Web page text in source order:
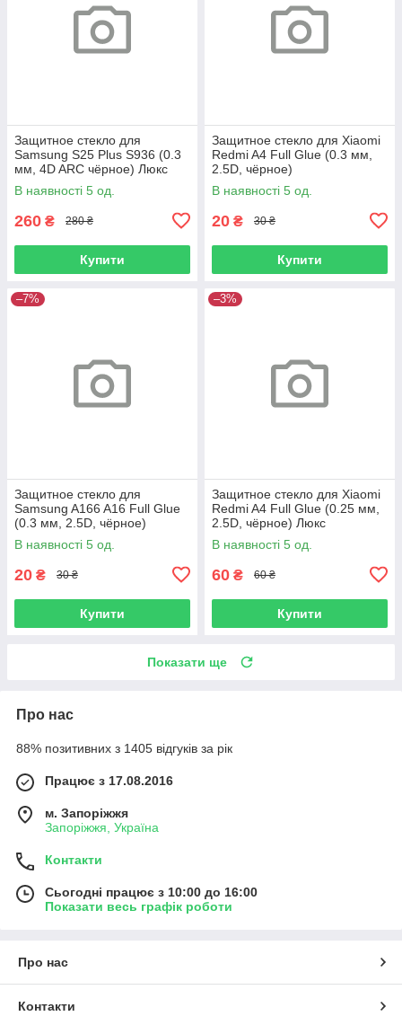
Защитное стекло для
Samsung S25 Plus S936 (0.3
мм, 4D ARC чёрное) Люкс
В наявності 5 од.
260 ₴ 280 ₴
Купити
Защитное стекло для Xiaomi
Redmi A4 Full Glue (0.3 мм,
2.5D, чёрное)
В наявності 5 од.
20 ₴ 30 ₴
Купити
–7%
Защитное стекло для
Samsung A166 A16 Full Glue
(0.3 мм, 2.5D, чёрное)
В наявності 5 од.
20 ₴ 30 ₴
Купити
–3%
Защитное стекло для Xiaomi
Redmi A4 Full Glue (0.25 мм,
2.5D, чёрное) Люкс
В наявності 5 од.
60 ₴ 60 ₴
Купити
Показати ще
Про нас
88% позитивних з 1405 відгуків за рік
Працює з 17.08.2016
м. Запоріжжя
Запоріжжя, Україна
Контакти
Сьогодні працює з 10:00 до 16:00
Показати весь графік роботи
Про нас
Контакти